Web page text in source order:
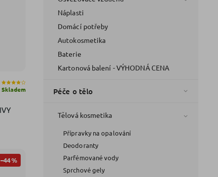
Náplasti
Domácí potřeby
Autokosmetika
Baterie
Kartonová balení - VÝHODNÁ CENA
Péče o tělo
Tělová kosmetika
Přípravky na opalování
Deodoranty
Parfémované vody
Sprchové gely
Skladem
–44 %